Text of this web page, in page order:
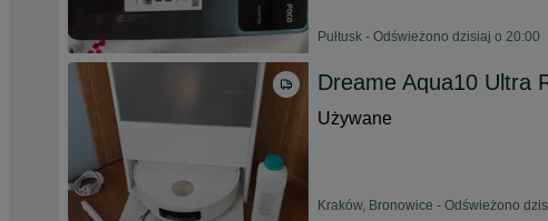
Pułtusk - Odświeżono dzisiaj o 20:00
Dreame Aqua10 Ultra
Używane
Kraków, Bronowice - Odświeżono